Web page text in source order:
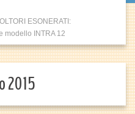
ESONERATI:
modello INTRA 12
2015